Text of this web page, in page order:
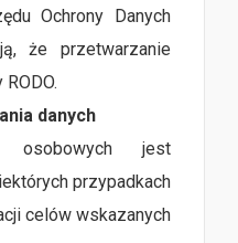
Ochrony Danych
że przetwarzanie
danych
osobowych jest
przypadkach
celów wskazanych